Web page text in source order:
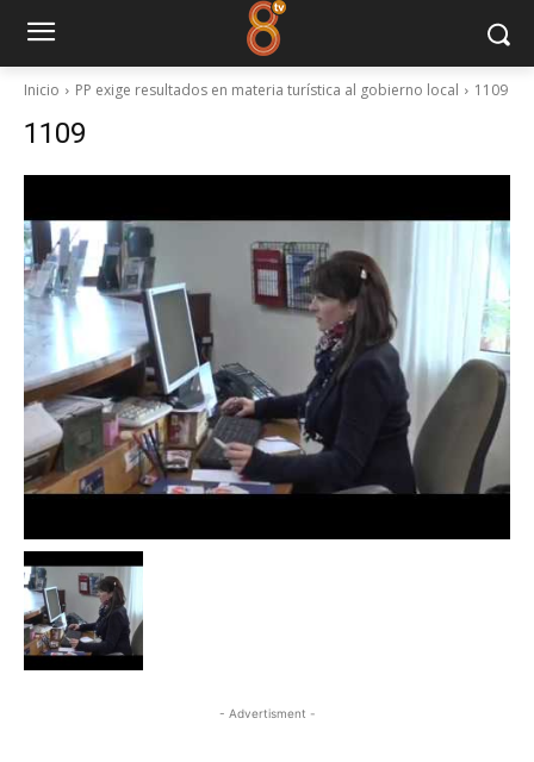
Inicio PP exige resultados en materia turística al gobierno local 1109
1109
- Advertisment -